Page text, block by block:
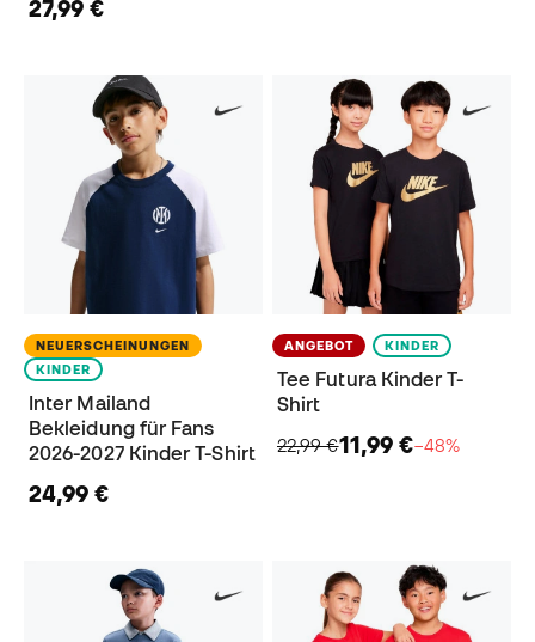
27,99 €
NEUERSCHEINUNGEN
KINDER
Inter Mailand
Bekleidung für Fans
2026-2027 Kinder T-Shirt
24,99 €
ANGEBOT KINDER
Tee Futura Kinder T-
Shirt
22,99 €11,99 €−48%